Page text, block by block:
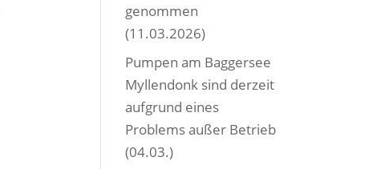
genommen
(11.03.2026)
Pumpen am Baggersee
Myllendonk sind derzeit
aufgrund eines
Problems außer Betrieb
(04.03.)